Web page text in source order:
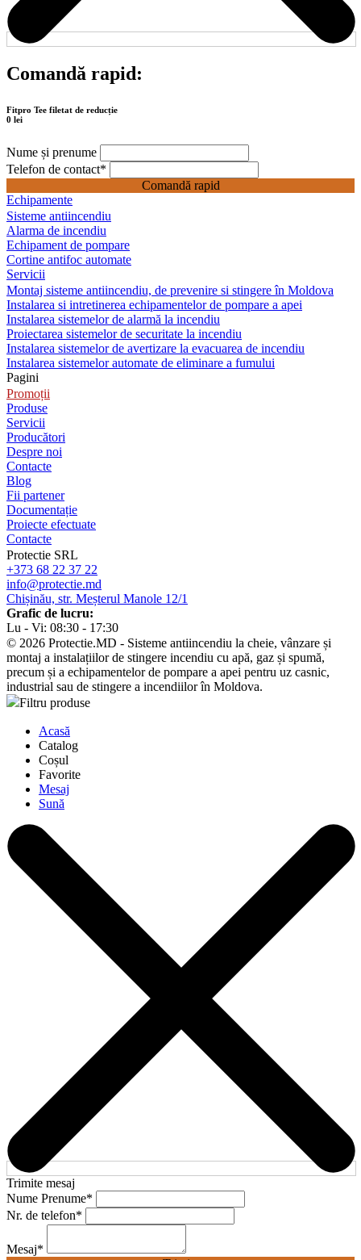
Comandă rapid:
Fitpro Tee filetat de reducție
0 lei
Nume și prenume
Telefon de contact*
Comandă rapid
Echipamente
Sisteme antiincendiu
Alarma de incendiu
Echipament de pompare
Cortine antifoc automate
Servicii
Montaj sisteme antiincendiu, de prevenire si stingere în Moldova
Instalarea si intretinerea echipamentelor de pompare a apei
Instalarea sistemelor de alarmă la incendiu
Proiectarea sistemelor de securitate la incendiu
Instalarea sistemelor de avertizare la evacuarea de incendiu
Instalarea sistemelor automate de eliminare a fumului
Pagini
Promoții
Produse
Servicii
Producători
Despre noi
Contacte
Blog
Fii partener
Documentație
Proiecte efectuate
Contacte
Protectie SRL
+373 68 22 37 22
info@protectie.md
Chișinău, str. Meșterul Manole 12/1
Grafic de lucru:
Lu - Vi: 08:30 - 17:30
© 2026 Protectie.MD - Sisteme antiincendiu la cheie, vânzare și
montaj a instalațiilor de stingere incendiu cu apă, gaz și spumă,
precum și a echipamentelor de pompare a apei pentru uz casnic,
industrial sau de stingere a incendiilor în Moldova.
Filtru produse
Acasă
Catalog
Coșul
Favorite
Mesaj
Sună
Trimite mesaj
Nume Prenume*
Nr. de telefon*
Mesaj*